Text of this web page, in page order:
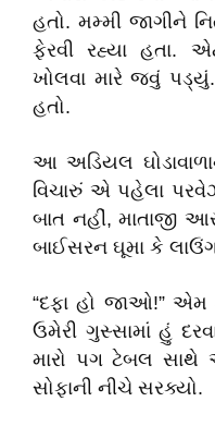
હતો. મમ્મી જાગીને
ફેરવી રહ્યા હતા.
ખોલવા મારે જવું
હતો.
આ અડિયલ
વિચારું એ પહેલા
બાત નહીં, માતાજી
બાઈસરન ઘૂમા કે
“દફા હો જાઓ!”
ઉમેરી ગુસ્સામાં હું
મારો પગ ટેબલ
સોફાની નીચે સરક્યો.